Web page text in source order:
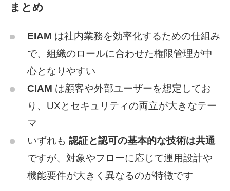
まとめ
EIAM は社内業務を効率化するための仕組み
で、組織のロールに合わせた権限管理が中
心となりやすい
CIAM は顧客や外部ユーザーを想定してお
り、UXとセキュリティの両立が大きなテー
マ
いずれも 認証と認可の基本的な技術は共通
ですが、対象やフローに応じて運用設計や
機能要件が大きく異なるのが特徴です